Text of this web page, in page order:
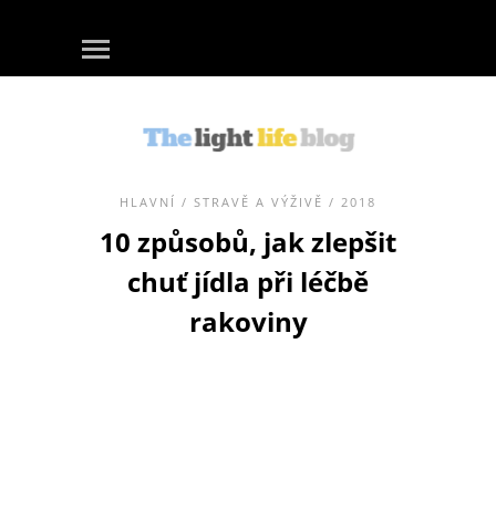
HLAVNÍ / STRAVĚ A VÝŽIVĚ / 2018
10 způsobů, jak zlepšit
chuť jídla při léčbě
rakoviny